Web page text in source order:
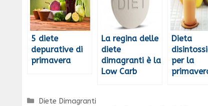
5 diete
depurative di
primavera
La regina delle
diete
dimagranti è la
Low Carb
Dieta
per la
Categorie
Diete Dimagranti